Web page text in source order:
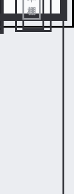
棚